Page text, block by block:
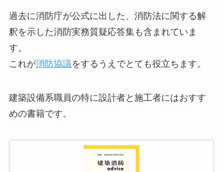
過去に消防庁が公式に出した、消防法に関する解
釈を示した消防実務質疑応答集も含まれていま
す。
これが消防協議をするうえでとても役立ちます。
建築設備系職員の特に設計者と施工者にはおすす
めの書籍です。